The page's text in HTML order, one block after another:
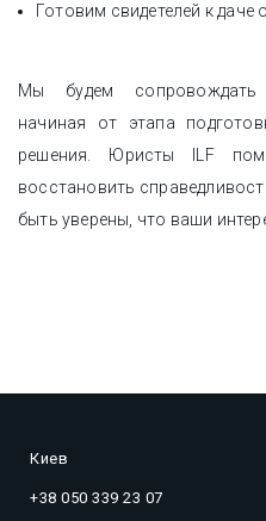
Готовим свидетелей к даче
Мы будем сопровождать
начиная от этапа
решения. Юристы ILF
восстановить
быть уверены, что ваши
Киев
+38 050 339 23 07